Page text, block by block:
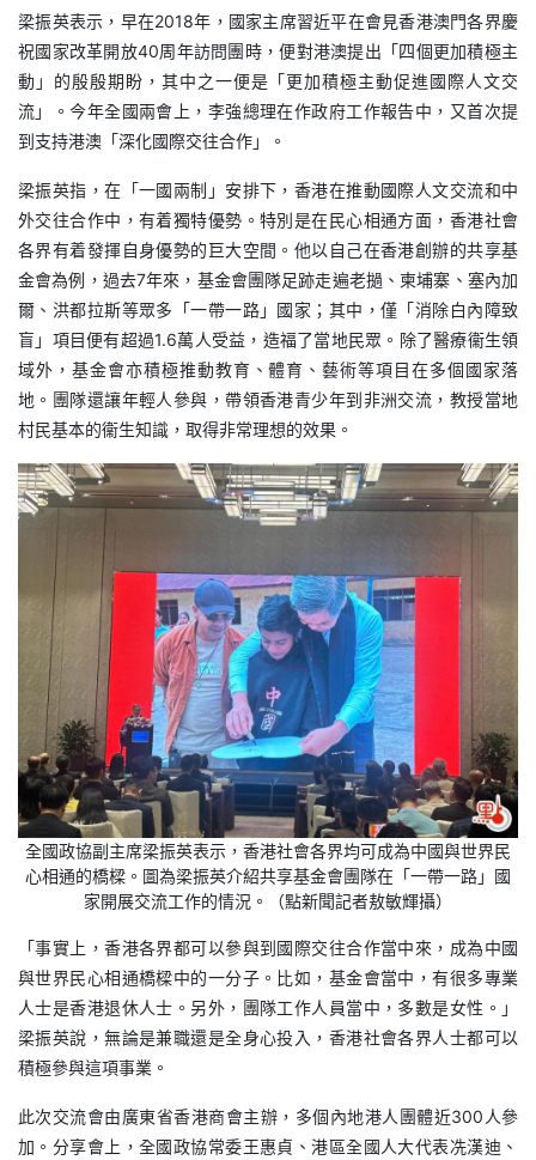
梁振英表示，早在2018年，國家主席習近平在會見香港澳門各界慶
祝國家改革開放40周年訪問團時，便對港澳提出「四個更加積極主
動」的殷殷期盼，其中之一便是「更加積極主動促進國際人文交
流」。今年全國兩會上，李強總理在作政府工作報告中，又首次提
到支持港澳「深化國際交往合作」。
梁振英指，在「一國兩制」安排下，香港在推動國際人文交流和中
外交往合作中，有着獨特優勢。特別是在民心相通方面，香港社會
各界有着發揮自身優勢的巨大空間。他以自己在香港創辦的共享基
金會為例，過去7年來，基金會團隊足跡走遍老撾、柬埔寨、塞內加
爾、洪都拉斯等眾多「一帶一路」國家；其中，僅「消除白內障致
盲」項目便有超過1.6萬人受益，造福了當地民眾。除了醫療衞生領
域外，基金會亦積極推動教育、體育、藝術等項目在多個國家落
地。團隊還讓年輕人參與，帶領香港青少年到非洲交流，教授當地
村民基本的衞生知識，取得非常理想的效果。
全國政協副主席梁振英表示，香港社會各界均可成為中國與世界民
心相通的橋樑。圖為梁振英介紹共享基金會團隊在「一帶一路」國
家開展交流工作的情況。（點新聞記者敖敏輝攝）
「事實上，香港各界都可以參與到國際交往合作當中來，成為中國
與世界民心相通橋樑中的一分子。比如，基金會當中，有很多專業
人士是香港退休人士。另外，團隊工作人員當中，多數是女性。」
梁振英說，無論是兼職還是全身心投入，香港社會各界人士都可以
積極參與這項事業。
此次交流會由廣東省香港商會主辦，多個內地港人團體近300人參
加。分享會上，全國政協常委王惠貞、港區全國人大代表冼漢迪、